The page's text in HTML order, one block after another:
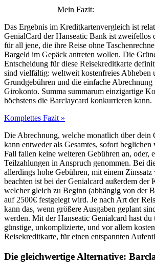
Mein Fazit:
Das Ergebnis im Kreditkartenvergleich ist
GenialCard der Hanseatic Bank ist zweifellos
für all jene, die ihre Reise ohne
Bargeld im Gepäck antreten wollen. Die
Entscheidung für diese Reisekreditkarte
sind vielfältig: weltweit kostenfreies Abheben
Grundgebühren und die einfache Abrechnung
Girokonto. Summa summarum einzigartige
höchstens die Barclaycard konkurrieren kann.
Komplettes Fazit »
Die Abrechnung, welche monatlich über dein
kann entweder als Gesamtes, sofort beglichen
Fall fallen keine weiteren Gebühren an, oder,
Teilzahlungen in Anspruch genommen. Bei
allerdings hohe Gebühren, mit einem
beachten ist bei der Genialcard außerdem der
welcher gleich zu Beginn (abhängig von der
auf 2500€ festgelegt wird. Je nach Art der
kann das, wenn größere Ausgaben geplant
werden. Mit der Hanseatic Genialcard hast du
günstige, unkomplizierte, und vor allem
Reisekreditkarte, für einen entspannten
Die gleichwertige Alternative: